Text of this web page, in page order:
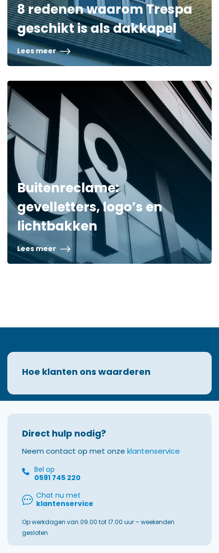
8 redenen waarom Trespa
geschikt is als dakkapel
Lees meer
Buitenreclame:
gevelletters, logo’s en
lichtbakken
Lees meer
Hoe klanten ons waarderen
Direct hulp nodig?
Neem contact op met onze klantenservice
Bel op
0591 745 220
Chat nu met
klantenservice
Op werkdagen van 09.00 tot 17:00 uur – weekenden
gesloten